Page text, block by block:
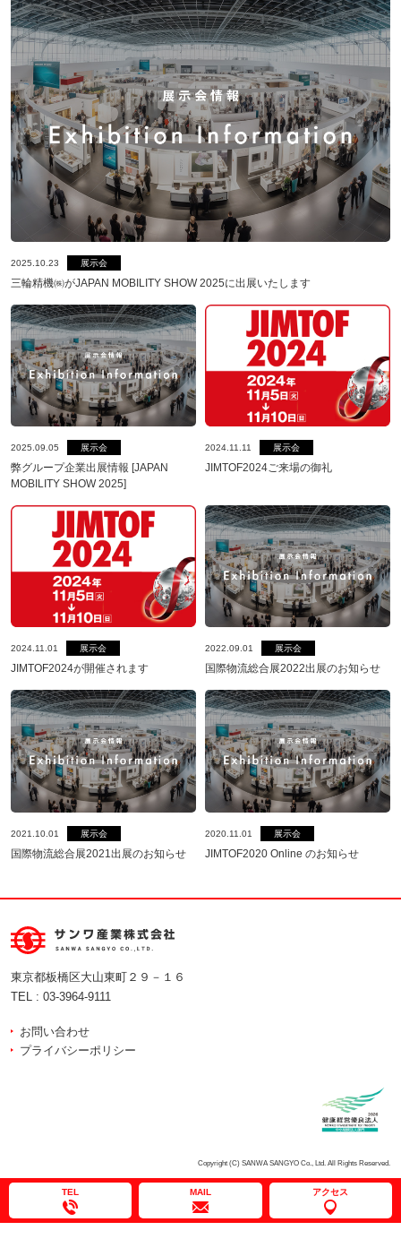
2025.10.23 展示会
三輪精機㈱がJAPAN MOBILITY SHOW 2025に出展いたします
2025.09.05 展示会
弊グループ企業出展情報 [JAPAN
MOBILITY SHOW 2025]
2024.11.11 展示会
JIMTOF2024ご来場の御礼
2024.11.01 展示会
JIMTOF2024が開催されます
2022.09.01 展示会
国際物流総合展2022出展のお知らせ
2021.10.01 展示会
国際物流総合展2021出展のお知らせ
2020.11.01 展示会
JIMTOF2020 Online のお知らせ
東京都板橋区大山東町２９－１６
TEL : 03-3964-9111
お問い合わせ
プライバシーポリシー
Copyright (C) SANWA SANGYO Co., Ltd. All Rights Reserved.
TEL MAIL アクセス